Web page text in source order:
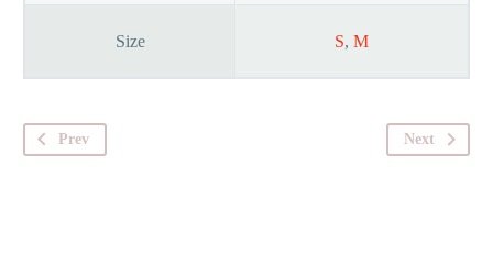
Size S, M
Prev Next